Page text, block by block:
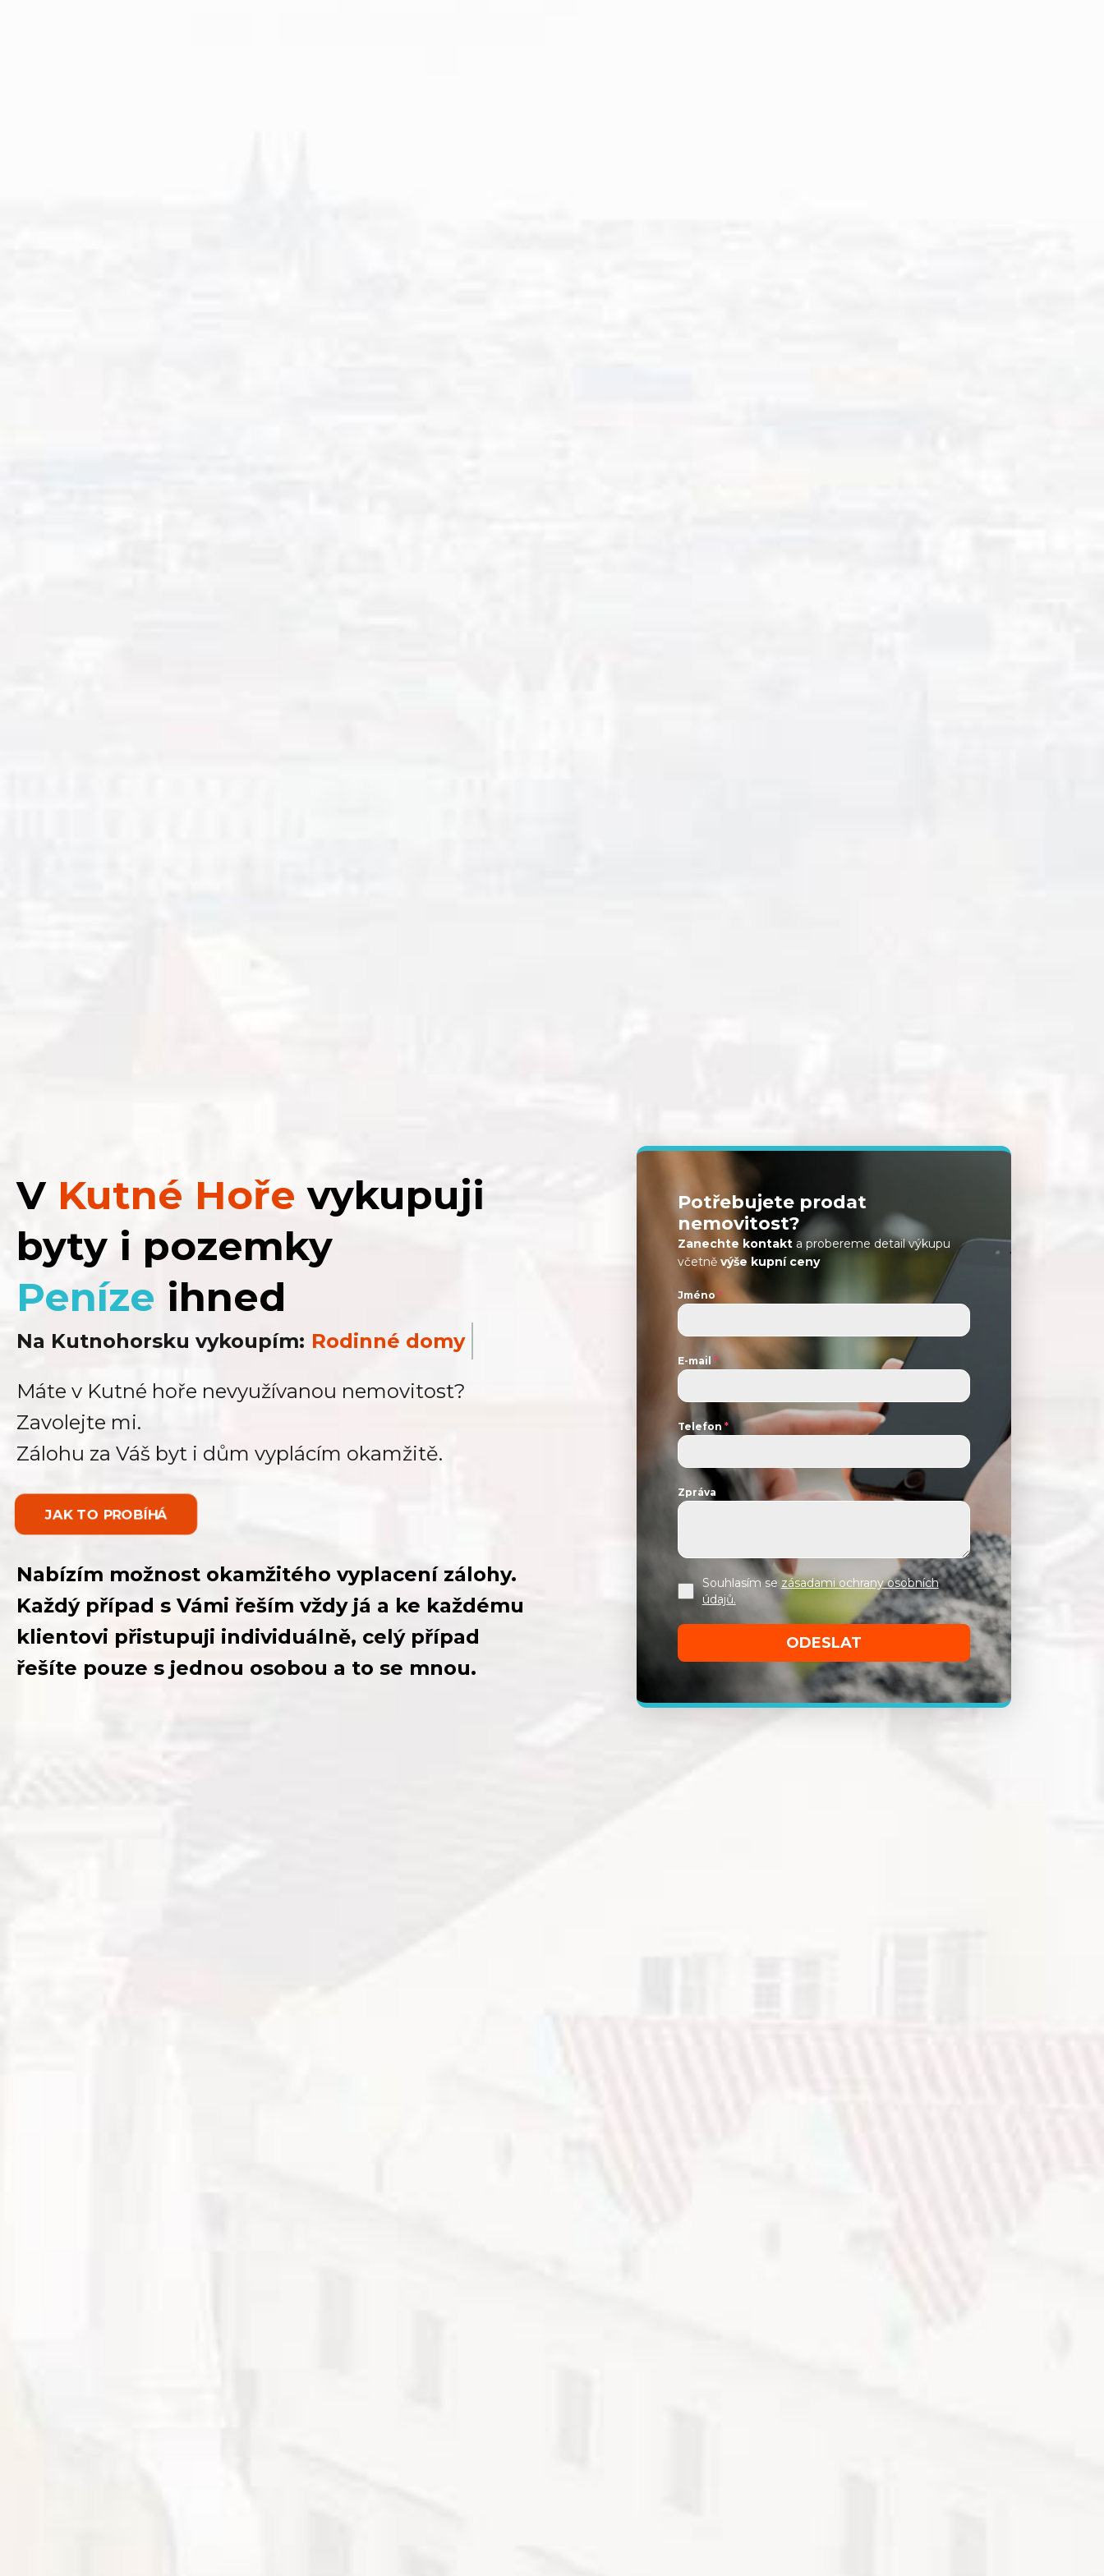
V Kutné Hoře vykupuji
byty i pozemky
Peníze ihned
Na Kutnohorsku vykoupím: Chaty
Máte v Kutné hoře nevyužívanou nemovitost?
Zavolejte mi.
Zálohu za Váš byt i dům vyplácím okamžitě.
JAK TO PROBÍHÁ
Nabízím možnost okamžitého vyplacení zálohy.
Každý případ s Vámi řeším vždy já a ke každému
klientovi přistupuji individuálně, celý případ
řešíte pouze s jednou osobou a to se mnou.
Potřebujete prodat
nemovitost?
Zanechte kontakta probereme detail výkupu
včetně výše kupní ceny
Jméno *
E-mail *
Telefon *
Zpráva
Souhlasím se zásadami ochrany osobních
údajů.
ODESLAT